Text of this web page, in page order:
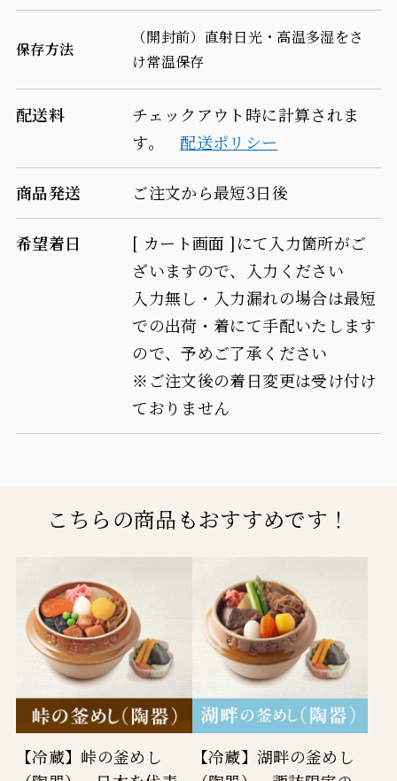
言
う
よ
り
お
茶
に
減
す
言
う
よ
り
お
茶
に
ピッ
タ
リ！
の
数
増
や
す
保存方法
（開封前）直射日光・高温多湿をさ
け常温保存
配送料
チェックアウト時に計算されま
す。 配送ポリシー
商品発送 ご注文から最短3日後
希望着日
[ カート画面 ]にて入力箇所がご
ざいますので、入力ください
入力無し・入力漏れの場合は最短
での出荷・着にて手配いたします
ので、予めご了承ください
※ご注文後の着日変更は受け付け
ておりません
こちらの商品もおすすめです！
【冷蔵】峠の釜めし
【冷蔵】湖畔の釜めし